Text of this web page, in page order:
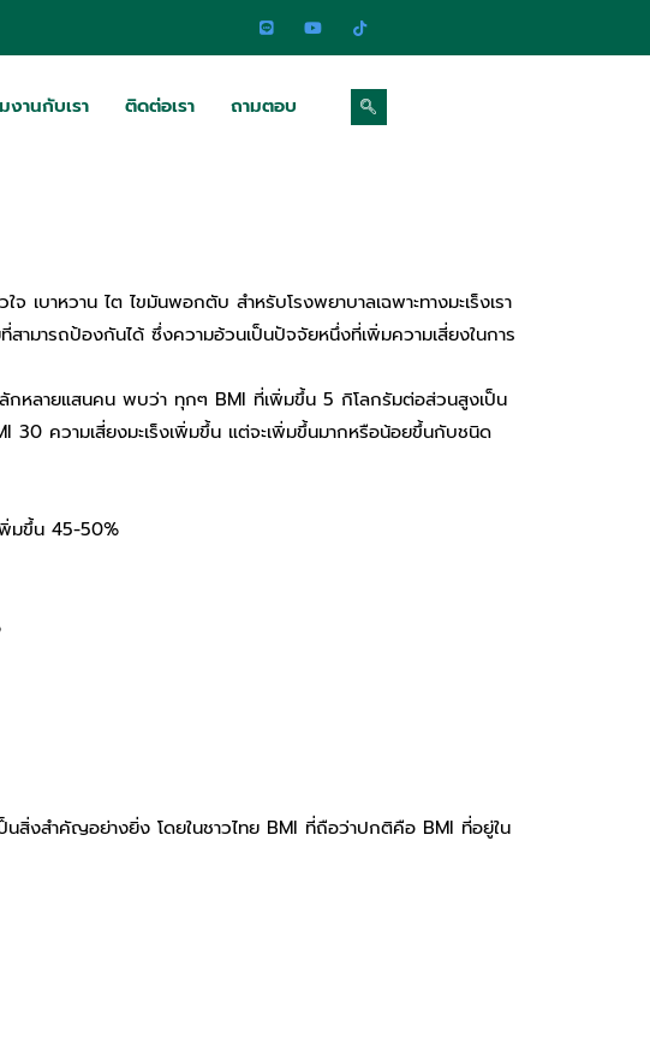
งานกับเรา ติดต่อเรา ถามตอบ
เบาหวาน ไต ไขมันพอกตับ สำหรับโรงพยาบาลเฉพาะทางมะเร็งเรา
ามารถป้องกันได้ ซึ่งความอ้วนเป็นปัจจัยหนึ่งที่เพิ่มความเสี่ยงในการ
หลายแสนคน พบว่า ทุกๆ BMI ที่เพิ่มขึ้น 5 กิโลกรัมต่อส่วนสูงเป็น
30 ความเสี่ยงมะเร็งเพิ่มขึ้น แต่จะเพิ่มขึ้นมากหรือน้อยขึ้นกับชนิด
มขึ้น 45-50%
สิ่งสำคัญอย่างยิ่ง โดยในชาวไทย BMI ที่ถือว่าปกติคือ BMI ที่อยู่ใน